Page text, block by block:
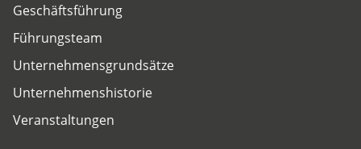
Geschäftsführung
Führungsteam
Unternehmensgrundsätze
Unternehmenshistorie
Veranstaltungen